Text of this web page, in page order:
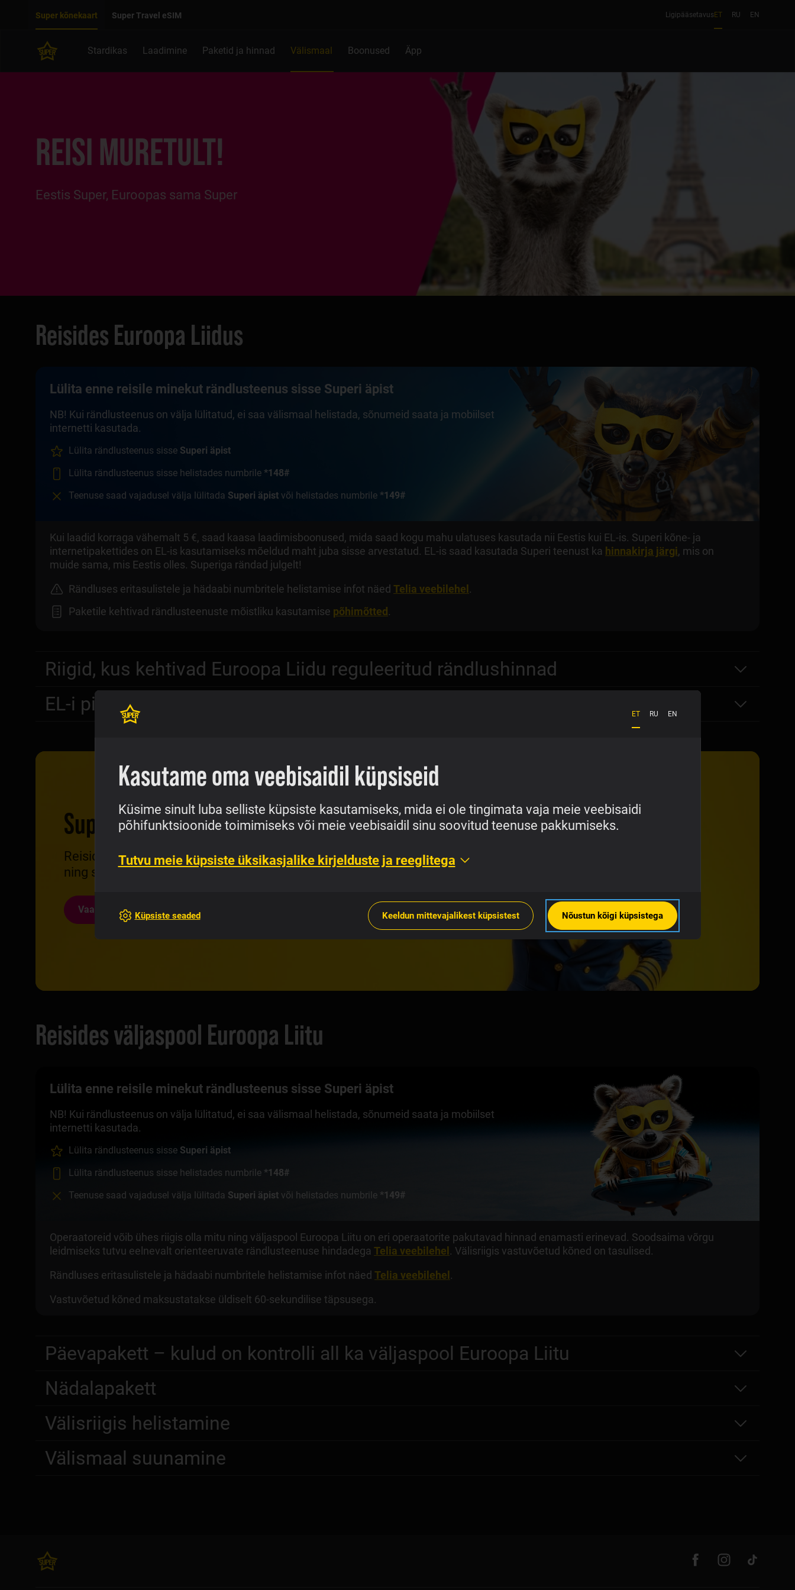
ET RU EN
Kasutame oma veebisaidil küpsiseid
Küsime sinult luba selliste küpsiste kasutamiseks, mida ei ole tingimata vaja meie veebisaidi
põhifunktsioonide toimimiseks või meie veebisaidil sinu soovitud teenuse pakkumiseks.
Tutvu meie küpsiste üksikasjalike kirjelduste ja reeglitega
Nõustun kõigi küpsistega
Keeldun mittevajalikest küpsistest
Küpsiste seaded
Super kõnekaart Super Travel eSIM Ligipääsetavus ET RU EN
Stardikas Laadimine Paketid ja hinnad Välismaal Boonused Äpp
REISI MURETULT!
Eestis Super, Euroopas sama Super
Reisides Euroopa Liidus
Lülita enne reisile minekut rändlusteenus sisse Superi äpist
NB! Kui rändlusteenus on välja lülitatud, ei saa välismaal helistada, sõnumeid saata ja mobiilset
internetti kasutada.
Lülita rändlusteenus sisse Superi äpist
Lülita rändlusteenus sisse helistades numbrile *148#
Teenuse saad vajadusel välja lülitada Superi äpist või helistades numbrile *149#
Kui laadid korraga vähemalt 5 €, saad kaasa laadimisboonused, mida saad kogu mahu ulatuses kasutada nii Eestis kui EL-is. Superi kõne- ja
internetipakettides on EL-is kasutamiseks mõeldud maht juba sisse arvestatud. EL-is saad kasutada Superi teenust ka hinnakirja järgi, mis on
muide sama, mis Eestis olles. Superiga rändad julgelt!
Rändluses eritasulistele ja hädaabi numbritele helistamise infot näed Telia veebilehel .
Paketile kehtivad rändlusteenuste mõistliku kasutamise põhimõtted .
Riigid, kus kehtivad Euroopa Liidu reguleeritud rändlushinnad
EL-i piirialadel maksustamise põhimõtted
Super Travel eSIM
Reisid kaugemale? Surfa netilainetes Super Traveliga
ning säästa võrreldes päeva- ja nädalapakettidega.
Vaata lähemalt
Reisides väljaspool Euroopa Liitu
Lülita enne reisile minekut rändlusteenus sisse Superi äpist
NB! Kui rändlusteenus on välja lülitatud, ei saa välismaal helistada, sõnumeid saata ja mobiilset
internetti kasutada.
Lülita rändlusteenus sisse Superi äpist
Lülita rändlusteenus sisse helistades numbrile *148#
Teenuse saad vajadusel välja lülitada Superi äpist või helistades numbrile *149#
Operaatoreid võib ühes riigis olla mitu ning väljaspool Euroopa Liitu on eri operaatorite pakutavad hinnad enamasti erinevad. Soodsaima võrgu
leidmiseks tutvu eelnevalt orienteeruvate rändlusteenuse hindadega Telia veebilehel. Välisriigis vastuvõetud kõned on tasulised.
Rändluses eritasulistele ja hädaabi numbritele helistamise infot näed Telia veebilehel.
Vastuvõetud kõned maksustatakse üldiselt 60-sekundilise täpsusega.
Päevapakett – kulud on kontrolli all ka väljaspool Euroopa Liitu
Nädalapakett
Välisriigis helistamine
Välismaal suunamine